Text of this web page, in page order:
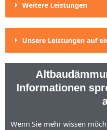
Weitere Leistungen
Unsere Leistungen auf
Informationen
Wenn Sie mehr wissen